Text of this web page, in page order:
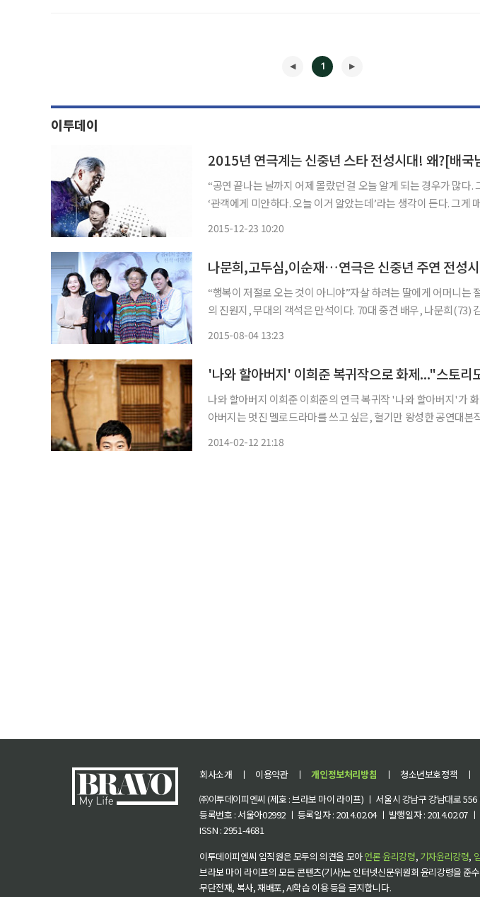
1
이투데이
2015년 연극계는 신중년 스타 전성시대! 왜?[배국
“공연 끝나는 날까지 어제 몰랐던 걸 오늘 알게 되는 경우가 많다.
‘관객에게 미안하다. 오늘 이거 알았는데’라는 생각이 든다. 그게
2015-12-23 10:20
“행복이 저절로 오는 것이 아니야”자살 하려는 딸에게 어머니는
의 진원지, 무대의 객석은 만석이다. 70대 중견 배우, 나문희(73)
2015-08-04 13:23
'나와 할아버지' 이희준 복귀작으로 화제..."스토리
나와 할아버지 이희준 이희준의 연극 복귀작 '나와 할아버지'가 화제를 모으고 있다. 나와 할
아버지는 멋진 멜로드라마를 쓰고 싶은, 혈기만 왕성한 공연대본
2014-02-12 21:18
회사소개 ㅣ 이용약관 ㅣ 개인정보처리방침 ㅣ 청소년보호정책 ㅣ
㈜이투데이피엔씨 (제호 : 브라보 마이 라이프) ㅣ 서울시 강남구 강남대로
등록번호 : 서울아02992 ㅣ 등록일자 : 2014.02.04 ㅣ 발행일자 : 2014.02.07
ISSN : 2951-4681
이투데이피엔씨 임직원은 모두의 의견을 모아언론 윤리강령, 기자윤리강령,
브라보 마이 라이프의 모든 콘텐츠(기사)는 인터넷신문위원회 윤리강령을 준
무단전재, 복사, 재배포, AI학습 이용 등을 금지합니다.